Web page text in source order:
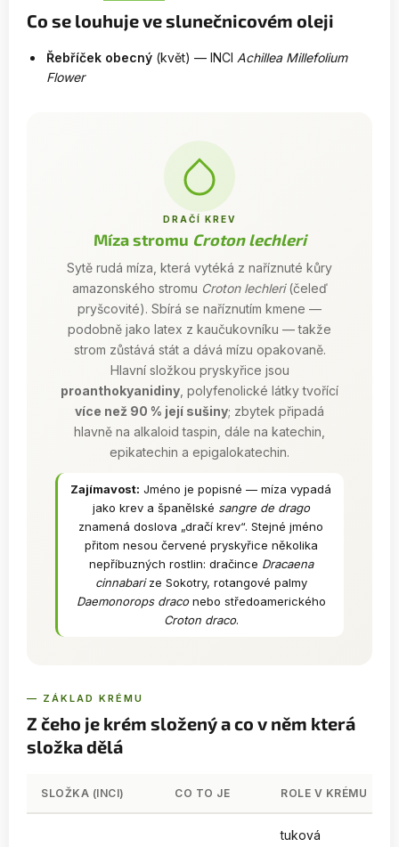
Co se louhuje ve slunečnicovém oleji
Řebříček obecný (květ) — INCI Achillea Millefolium
Flower
DRAČÍ KREV
Míza stromu Croton lechleri
Sytě rudá míza, která vytéká z naříznuté kůry
amazonského stromu Croton lechleri(čeleď
pryšcovité). Sbírá se naříznutím kmene —
podobně jako latex z kaučukovníku — takže
strom zůstává stát a dává mízu opakovaně.
Hlavní složkou pryskyřice jsou
proanthokyanidiny , polyfenolické látky tvořící
více než 90 % její sušiny; zbytek připadá
hlavně na alkaloid taspin, dále na katechin,
epikatechin a epigalokatechin.
Zajímavost: Jméno je popisné — míza vypadá
jako krev a španělské sangre de drago
znamená doslova „dračí krev“. Stejné jméno
přitom nesou červené pryskyřice několika
nepříbuzných rostlin: dračince Dracaena
cinnabarize Sokotry, rotangové palmy
Daemonorops draconebo středoamerického
Croton draco.
— ZÁKLAD KRÉMU
Z čeho je krém složený a co v něm která
složka dělá
SLOŽKA (INCI) CO TO JE ROLE V KRÉMU
tuková